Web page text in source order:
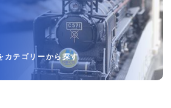
カテゴリーから探す